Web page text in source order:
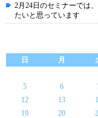
2月24日のセミナーでは
たいと思っています
日
月
5
6
12
13
19
20